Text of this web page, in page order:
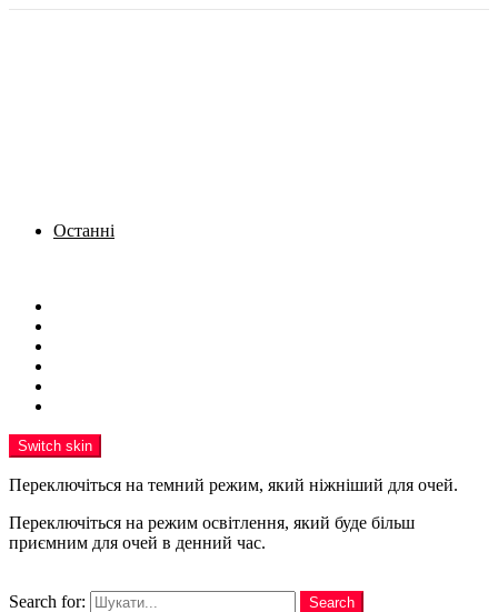
Останні
Switch skin
Переключіться на темний режим, який ніжніший для очей.
Переключіться на режим освітлення, який буде більш
приємним для очей в денний час.
Search for:
Search